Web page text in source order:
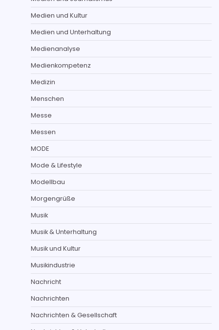
Medien und Kultur
Medien und Unterhaltung
Medienanalyse
Medienkompetenz
Medizin
Menschen
Messe
Messen
MODE
Mode & Lifestyle
Modellbau
Morgengrüße
Musik
Musik & Unterhaltung
Musik und Kultur
Musikindustrie
Nachricht
Nachrichten
Nachrichten & Gesellschaft